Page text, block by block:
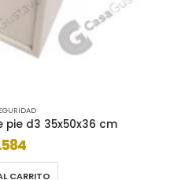
d3 35x50x36 cm
CARRITO